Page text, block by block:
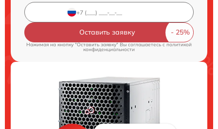
Оставить заявку
Нажимая на кнопку "Оставить заявку" Вы соглашаетесь cполитикой
конфиденциальности